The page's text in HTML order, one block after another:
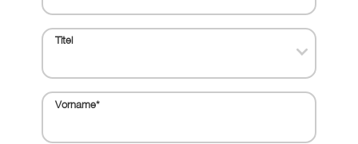
Titel
Vorname*